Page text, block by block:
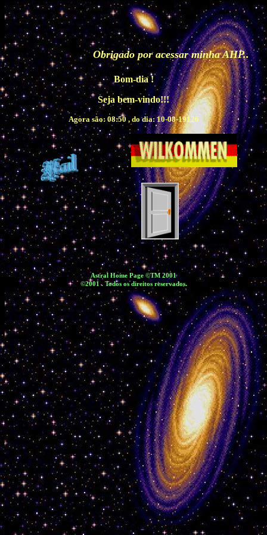
Obrigado por acessar minha AHP..
Bom-dia !
Seja bem-vindo!!!
Agora são:08:50 , do dia:10-08-19126
Astral Home Page ©TM 2001
©2001 . Todos os direitos reservados.